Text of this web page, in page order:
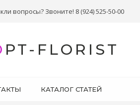
вопросы? Звоните! 8 (924) 525-50-00
OPT-FLORIST
КАТАЛОГ СТАТЕЙ